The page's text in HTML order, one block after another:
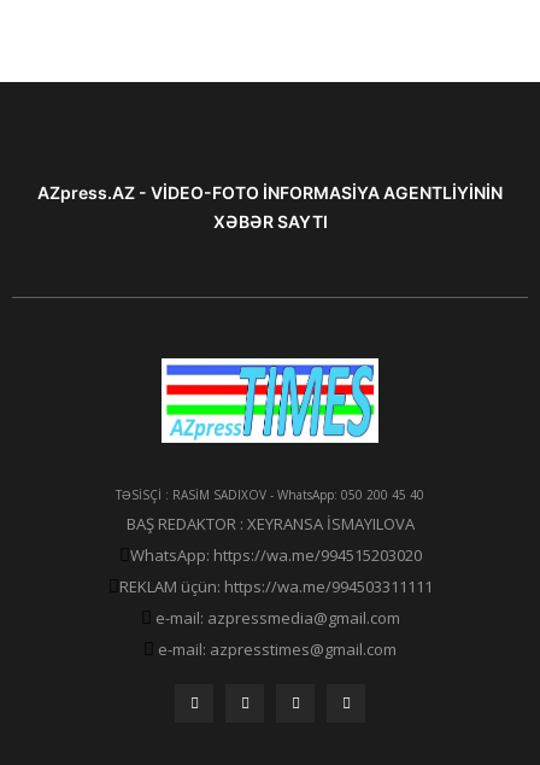
AZpress.AZ - VİDEO-FOTO İNFORMASİYA AGENTLİYİNİN
XƏBƏR SAYTI
TƏSİSÇİ : RASİM SADIXOV - WhatsApp: 050 200 45 40
BAŞ REDAKTOR : XEYRANSA İSMAYILOVA
WhatsApp: https://wa.me/994515203020
REKLAM üçün: https://wa.me/994503311111
e-mail: azpressmedia@gmail.com
e-mail: azpresstimes@gmail.com